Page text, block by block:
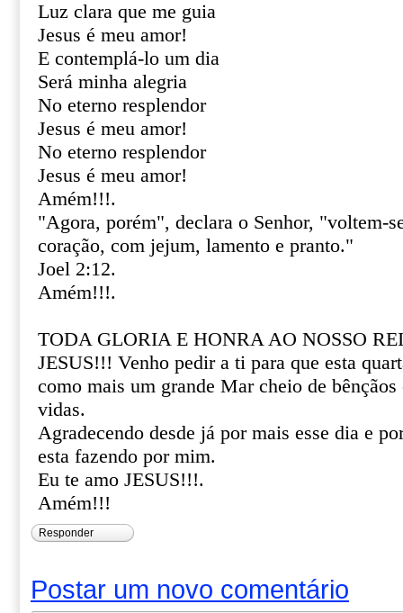
Luz clara que me guia
Jesus é meu amor!
E contemplá-lo um dia
Será minha alegria
No eterno resplendor
Jesus é meu amor!
No eterno resplendor
Jesus é meu amor!
Amém!!!.
"Agora, porém", declara o Senhor, "voltem-
coração, com jejum, lamento e pranto."
Joel 2:12.
Amém!!!.
TODA GLORIA E HONRA AO NOSSO
JESUS!!! Venho pedir a ti para que esta
como mais um grande Mar cheio de bênçãos
vidas.
Agradecendo desde já por mais esse dia e
esta fazendo por mim.
Eu te amo JESUS!!!.
Amém!!!
Responder
Postar um novo comentário